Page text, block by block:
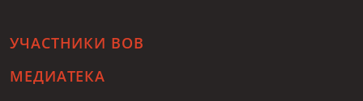
УЧАСТНИКИ ВОВ
МЕДИАТЕКА